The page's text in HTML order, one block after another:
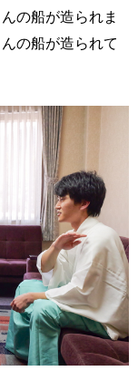
の船が造られま
の船が造られて